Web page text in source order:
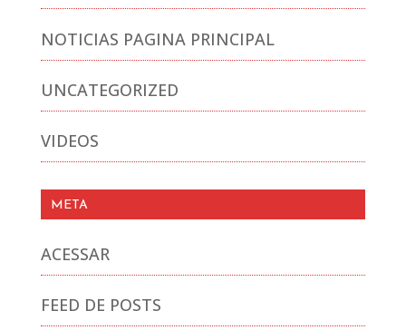
NOTICIAS PAGINA PRINCIPAL
UNCATEGORIZED
VIDEOS
META
ACESSAR
FEED DE POSTS